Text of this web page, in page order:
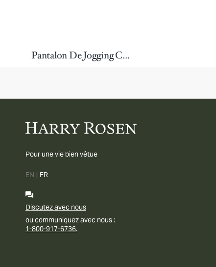
Pantalon De Jogging Coton Huron
Pour une vie bien vêtue
EN | FR
Discutez avec nous
ou communiquez avec nous :
1-800-917-6736.